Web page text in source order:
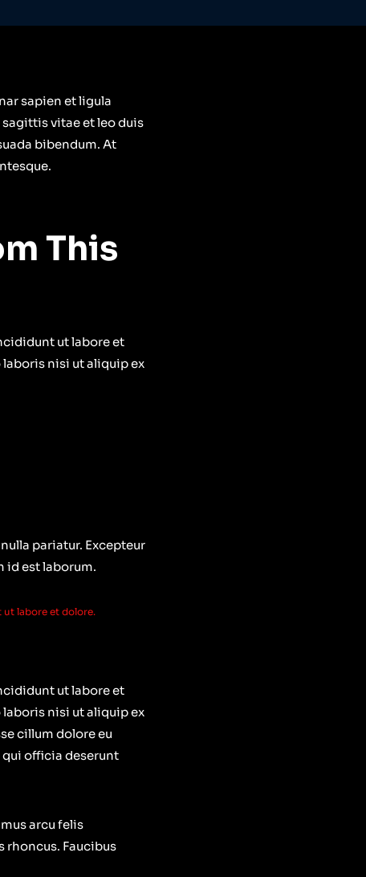
sapien et ligula
vitae et leo duis
bibendum. At
This
ut labore et
nisi ut aliquip ex
pariatur. Excepteur
id est laborum.
labore et dolore.
ut labore et
nisi ut aliquip ex
cillum dolore eu
officia deserunt
arcu felis
rhoncus. Faucibus